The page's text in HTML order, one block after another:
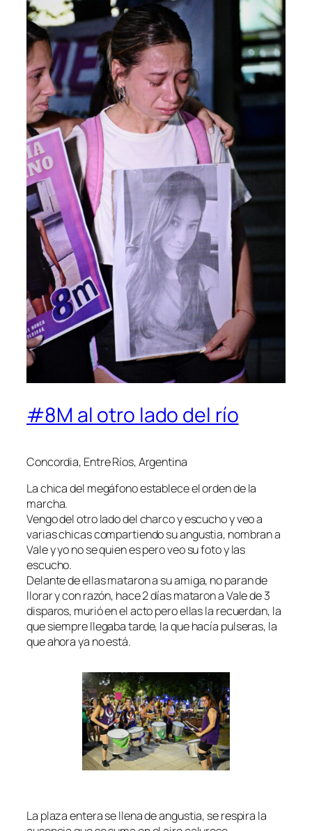
#8M al otro lado del río
Concordia, Entre Ríos, Argentina
La chica del megáfono establece el orden de la
marcha.
Vengo del otro lado del charco y escucho y veo a
varias chicas compartiendo su angustia, nombran a
Vale y yo no se quien es pero veo su foto y las
escucho.
Delante de ellas mataron a su amiga, no paran de
llorar y con razón, hace 2 días mataron a Vale de 3
disparos, murió en el acto pero ellas la recuerdan, la
que siempre llegaba tarde, la que hacía pulseras, la
que ahora ya no está.
La plaza entera se llena de angustia, se respira la